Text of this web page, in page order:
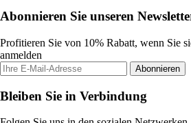
Abonnieren Sie unseren
Profitieren Sie von 10% Rabatt, wenn Sie
anmelden
Abonnieren
Bleiben Sie in Verbindung